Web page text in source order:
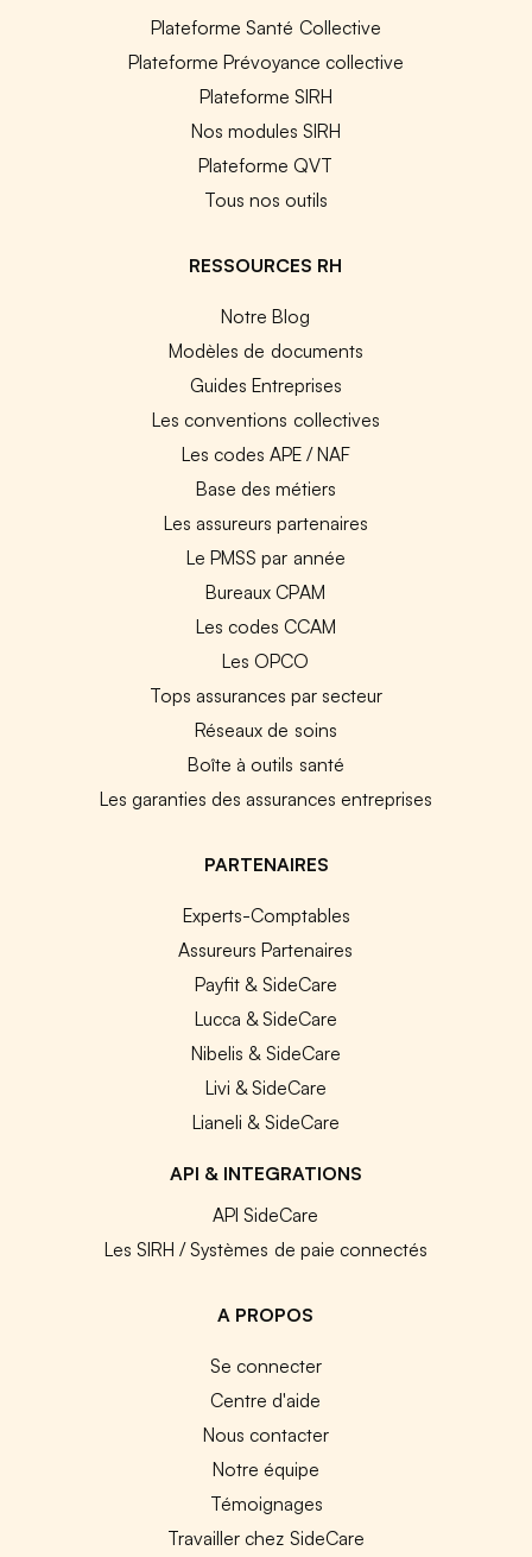
Plateforme Santé Collective
Plateforme Prévoyance collective
Plateforme SIRH
Nos modules SIRH
Plateforme QVT
Tous nos outils
RESSOURCES RH
Notre Blog
Modèles de documents
Guides Entreprises
Les conventions collectives
Les codes APE / NAF
Base des métiers
Les assureurs partenaires
Le PMSS par année
Bureaux CPAM
Les codes CCAM
Les OPCO
Tops assurances par secteur
Réseaux de soins
Boîte à outils santé
Les garanties des assurances entreprises
PARTENAIRES
Experts-Comptables
Assureurs Partenaires
Payfit & SideCare
Lucca & SideCare
Nibelis & SideCare
Livi & SideCare
Lianeli & SideCare
API & INTEGRATIONS
API SideCare
Les SIRH / Systèmes de paie connectés
A PROPOS
Se connecter
Centre d'aide
Nous contacter
Notre équipe
Témoignages
Travailler chez SideCare